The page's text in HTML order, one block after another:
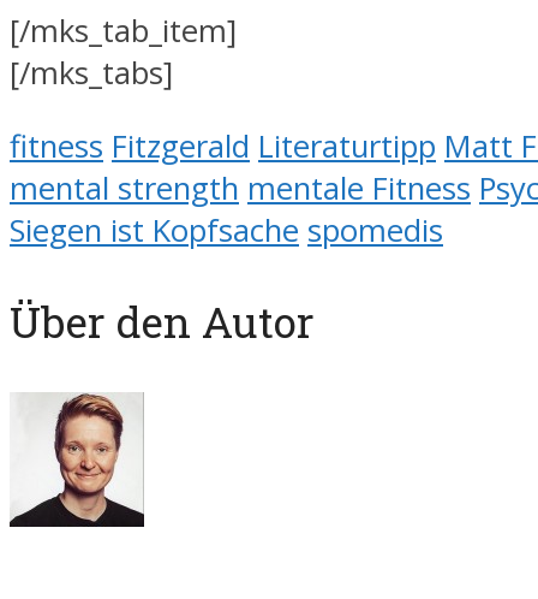
[/mks_tab_item]
[/mks_tabs]
fitness Fitzgerald Literaturtipp Matt
mental strength mentale Fitness
Siegen ist Kopfsache spomedis
Über den Autor